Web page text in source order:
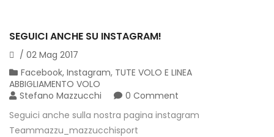
SEGUICI ANCHE SU INSTAGRAM!
/ 02 Mag 2017
Facebook, Instagram, TUTE VOLO E LINEA
ABBIGLIAMENTO VOLO
Stefano Mazzucchi
0 Comment
Seguici anche sulla nostra pagina instagram
Teammazzu_mazzucchisport